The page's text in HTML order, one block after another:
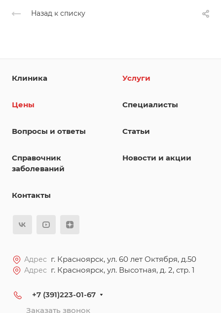
Назад к списку
Клиника Услуги
Цены Специалисты
Вопросы и ответы Статьи
Справочник
заболеваний
Новости и акции
Контакты
Адрес г. Красноярск, ул. 60 лет Октября, д.50
Адрес г. Красноярск, ул. Высотная, д. 2, стр. 1
+7 (391)223-01-67
Заказать звонок